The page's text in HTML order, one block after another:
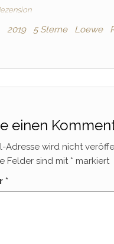
2019 5 Sterne Loewe
einen
Adresse wird nicht
Felder sind mit * markiert
*